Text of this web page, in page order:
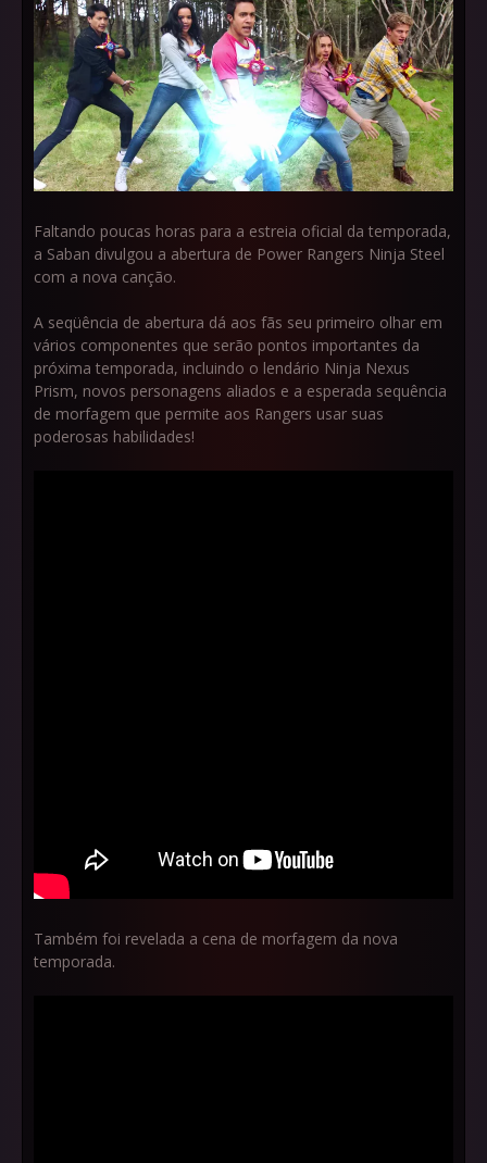
Faltando poucas horas para a estreia oficial da temporada,
a Saban divulgou a abertura de Power Rangers Ninja Steel
com a nova canção.
A seqüência de abertura dá aos fãs seu primeiro olhar em
vários componentes que serão pontos importantes da
próxima temporada, incluindo o lendário Ninja Nexus
Prism, novos personagens aliados e a esperada sequência
de morfagem que permite aos Rangers usar suas
poderosas habilidades!
Também foi revelada a cena de morfagem da nova
temporada.